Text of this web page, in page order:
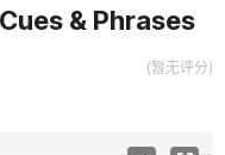
& Phrases
(暂无评分)